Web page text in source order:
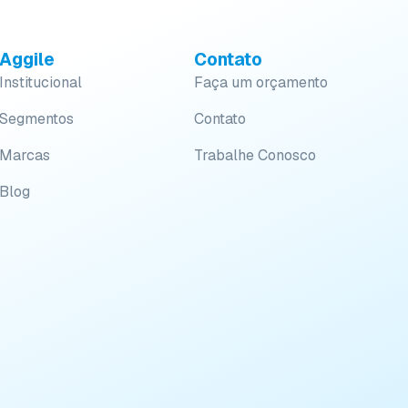
Contato
Faça um orçamento
Contato
Trabalhe Conosco